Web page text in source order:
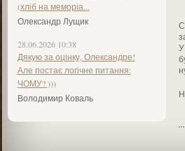
(хліб на меморіа...
Олександр Лущик
28.06.2026 10:38
Дякую за оцінку, Олександре!
Але постає логічне питання:
ЧОМУ? )))
Володимир Коваль
У